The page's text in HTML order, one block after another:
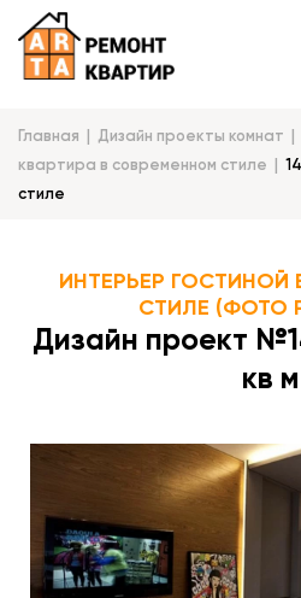
Главная Дизайн проекты комнат
квартира в современном стиле
стиле
ИНТЕРЬЕР
СТИЛЕ (ФОТО
Дизайн проект
кв м